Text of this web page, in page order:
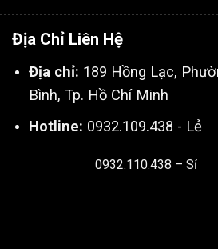
Địa Chỉ Liên Hệ
Địa chỉ: 189 Hồng Lạc,
Bình, Tp. Hồ Chí Minh
Hotline: 0932.109.438 - Lẻ
0932.110.438 – Sỉ